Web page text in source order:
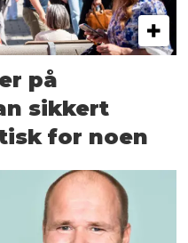
på
sikkert
for noen